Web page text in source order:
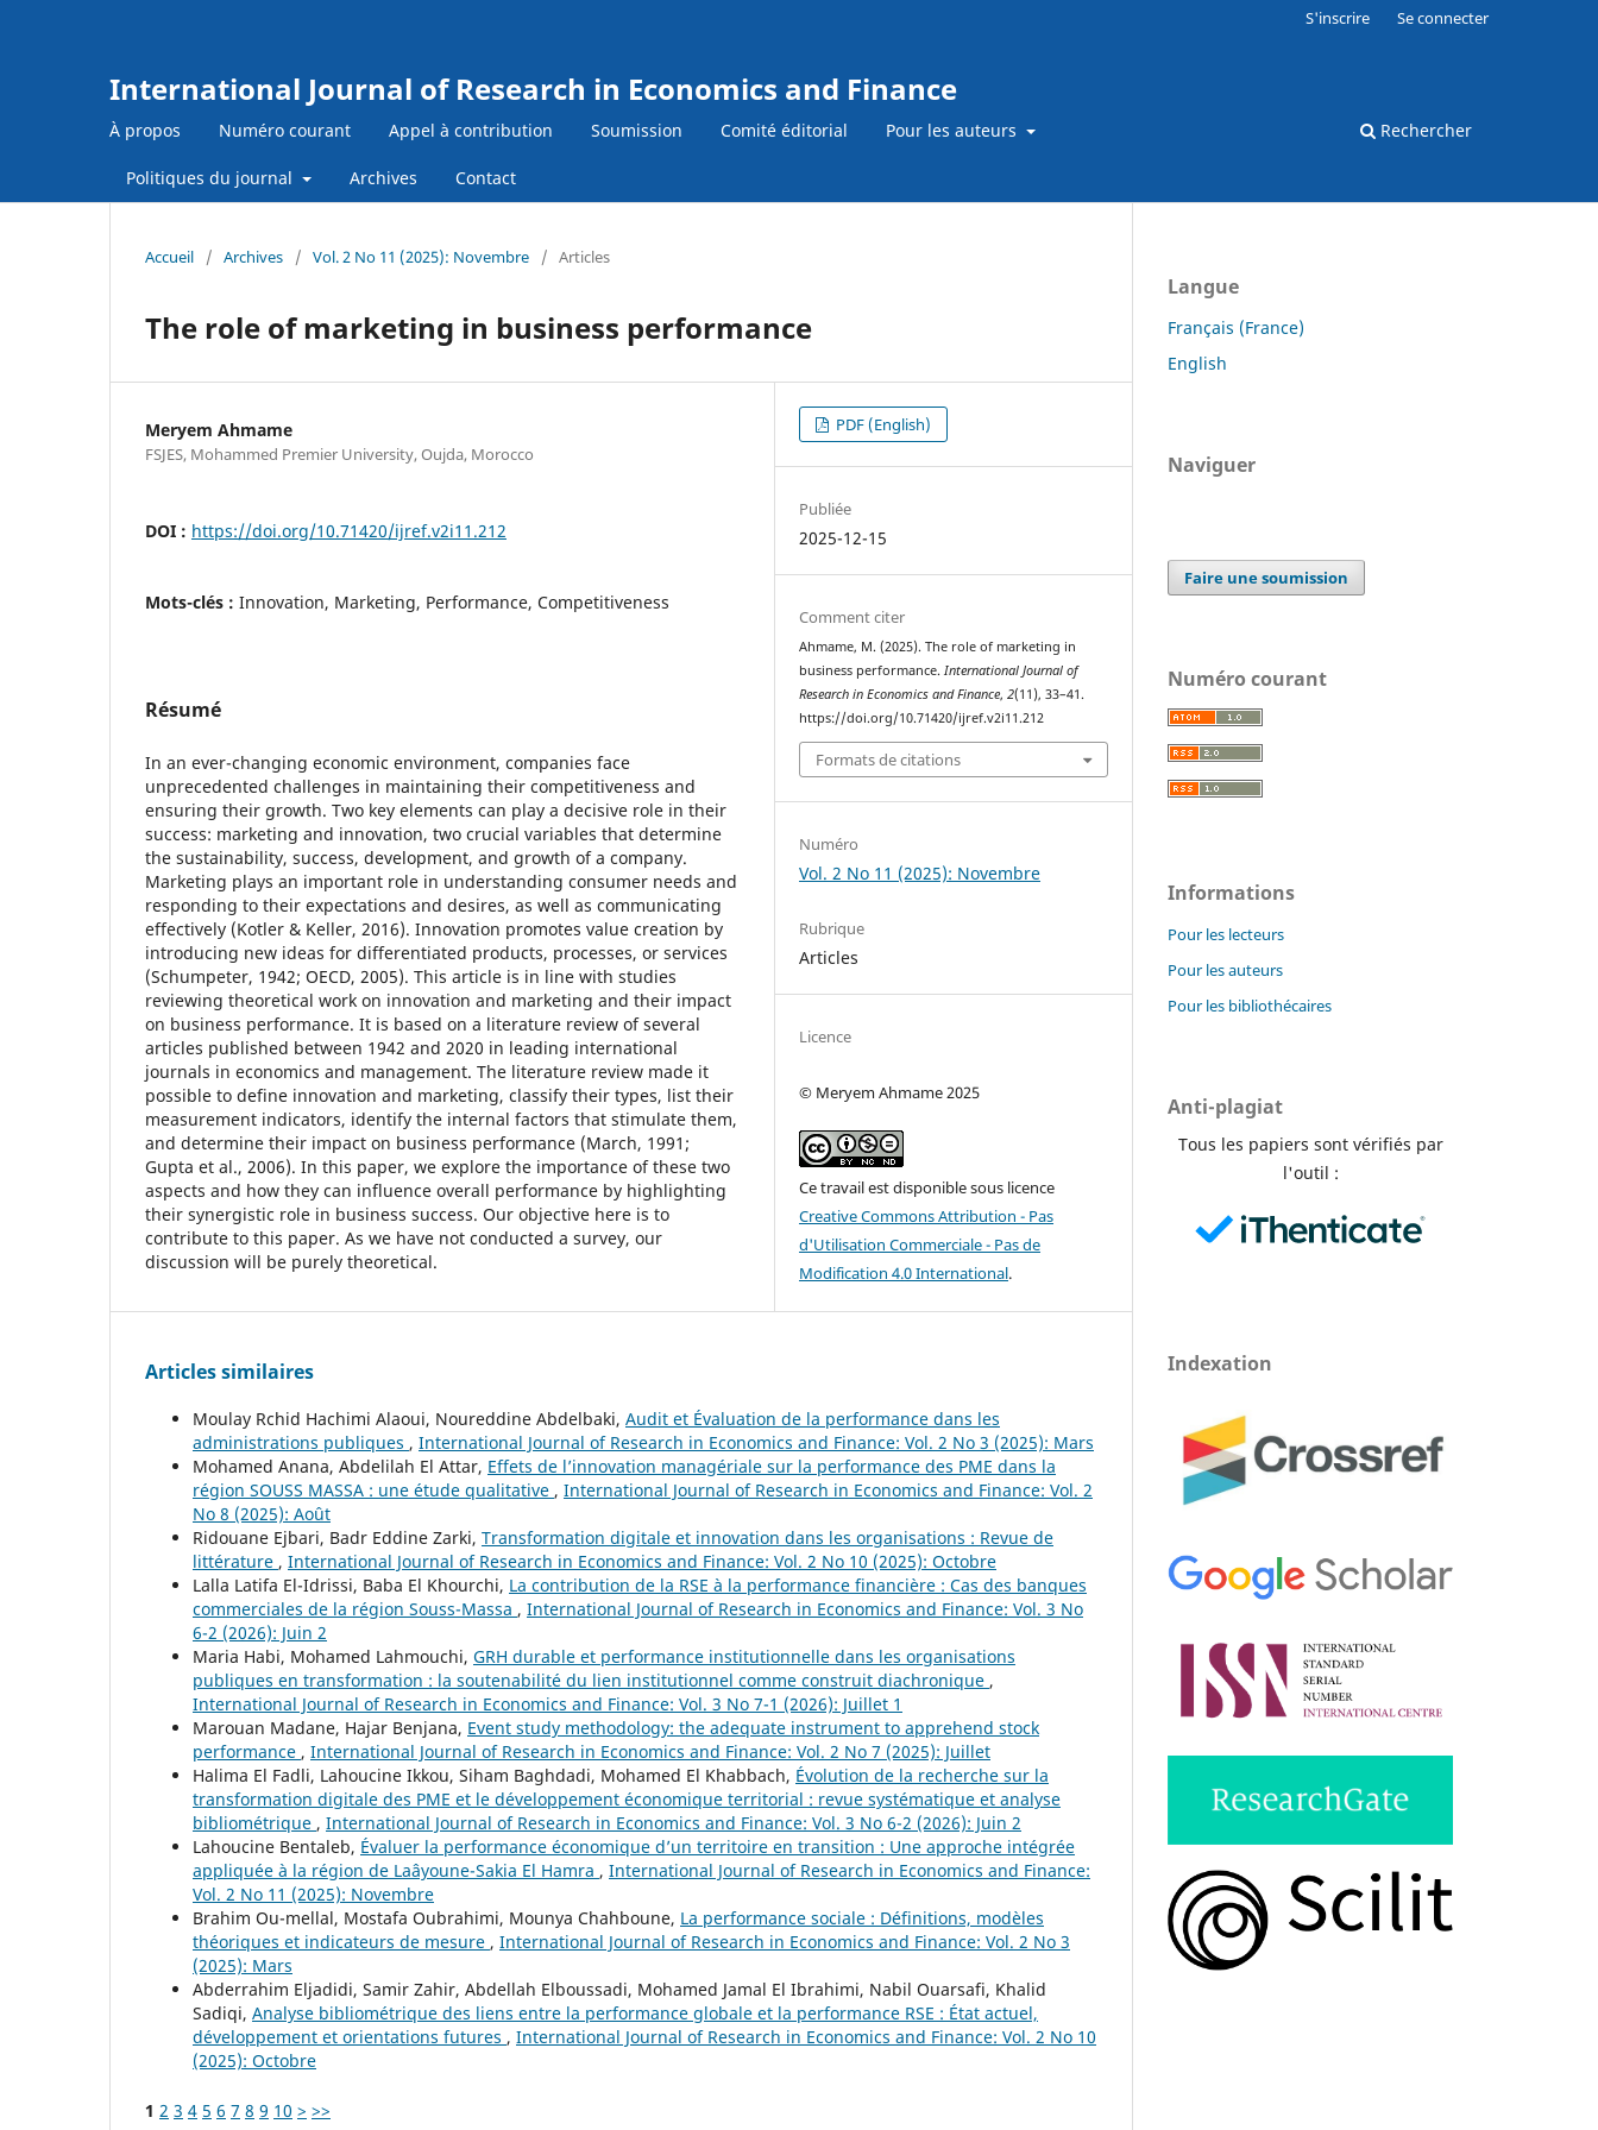
International Journal of Research in Economics and Finance
À propos Numéro courant Appel à contribution Soumission Comité éditorial Pour les auteurs
Politiques du journal Archives Contact
Rechercher
S'inscrire Se connecter
Accueil / Archives / Vol. 2 No 11 (2025): Novembre / Articles
The role of marketing in business performance
Meryem Ahmame
FSJES, Mohammed Premier University, Oujda, Morocco
DOI : https://doi.org/10.71420/ijref.v2i11.212
Mots-clés : Innovation, Marketing, Performance, Competitiveness
Résumé
In an ever-changing economic environment, companies face
unprecedented challenges in maintaining their competitiveness and
ensuring their growth. Two key elements can play a decisive role in their
success: marketing and innovation, two crucial variables that determine
the sustainability, success, development, and growth of a company.
Marketing plays an important role in understanding consumer needs and
responding to their expectations and desires, as well as communicating
effectively (Kotler & Keller, 2016). Innovation promotes value creation by
introducing new ideas for differentiated products, processes, or services
(Schumpeter, 1942; OECD, 2005). This article is in line with studies
reviewing theoretical work on innovation and marketing and their impact
on business performance. It is based on a literature review of several
articles published between 1942 and 2020 in leading international
journals in economics and management. The literature review made it
possible to define innovation and marketing, classify their types, list their
measurement indicators, identify the internal factors that stimulate them,
and determine their impact on business performance (March, 1991;
Gupta et al., 2006). In this paper, we explore the importance of these two
aspects and how they can influence overall performance by highlighting
their synergistic role in business success. Our objective here is to
contribute to this paper. As we have not conducted a survey, our
discussion will be purely theoretical.
PDF (English)
Publiée
2025-12-15
Comment citer
Ahmame, M. (2025). The role of marketing in
business performance.International Journal of
Research in Economics and Finance,2(11), 33–41.
https://doi.org/10.71420/ijref.v2i11.212
Formats de citations
Numéro
Vol. 2 No 11 (2025): Novembre
Rubrique
Articles
Licence
© Meryem Ahmame 2025
Ce travail est disponible sous licence
Creative Commons Attribution - Pas
d'Utilisation Commerciale - Pas de
Modification 4.0 International.
Articles similaires
Moulay Rchid Hachimi Alaoui, Noureddine Abdelbaki, Audit et Évaluation de la performance dans les
administrations publiques , International Journal of Research in Economics and Finance: Vol. 2 No 3 (2025): Mars
Mohamed Anana, Abdelilah El Attar, Effets de l’innovation managériale sur la performance des PME dans la
région SOUSS MASSA : une étude qualitative , International Journal of Research in Economics and Finance: Vol. 2
No 8 (2025): Août
Ridouane Ejbari, Badr Eddine Zarki, Transformation digitale et innovation dans les organisations : Revue de
littérature , International Journal of Research in Economics and Finance: Vol. 2 No 10 (2025): Octobre
Lalla Latifa El-Idrissi, Baba El Khourchi, La contribution de la RSE à la performance financière : Cas des banques
commerciales de la région Souss-Massa , International Journal of Research in Economics and Finance: Vol. 3 No
6-2 (2026): Juin 2
Maria Habi, Mohamed Lahmouchi, GRH durable et performance institutionnelle dans les organisations
publiques en transformation : la soutenabilité du lien institutionnel comme construit diachronique ,
International Journal of Research in Economics and Finance: Vol. 3 No 7-1 (2026): Juillet 1
Marouan Madane, Hajar Benjana, Event study methodology: the adequate instrument to apprehend stock
performance , International Journal of Research in Economics and Finance: Vol. 2 No 7 (2025): Juillet
Halima El Fadli, Lahoucine Ikkou, Siham Baghdadi, Mohamed El Khabbach, Évolution de la recherche sur la
transformation digitale des PME et le développement économique territorial : revue systématique et analyse
bibliométrique , International Journal of Research in Economics and Finance: Vol. 3 No 6-2 (2026): Juin 2
Lahoucine Bentaleb, Évaluer la performance économique d’un territoire en transition : Une approche intégrée
appliquée à la région de Laâyoune-Sakia El Hamra , International Journal of Research in Economics and Finance:
Vol. 2 No 11 (2025): Novembre
Brahim Ou-mellal, Mostafa Oubrahimi, Mounya Chahboune, La performance sociale : Définitions, modèles
théoriques et indicateurs de mesure , International Journal of Research in Economics and Finance: Vol. 2 No 3
(2025): Mars
Abderrahim Eljadidi, Samir Zahir, Abdellah Elboussadi, Mohamed Jamal El Ibrahimi, Nabil Ouarsafi, Khalid
Sadiqi, Analyse bibliométrique des liens entre la performance globale et la performance RSE : État actuel,
développement et orientations futures , International Journal of Research in Economics and Finance: Vol. 2 No 10
(2025): Octobre
1 2 3 4 5 6 7 8 9 10 > >>
Langue
Français (France)
English
Naviguer
Faire une soumission
Numéro courant
Informations
Pour les lecteurs
Pour les auteurs
Pour les bibliothécaires
Anti-plagiat
Tous les papiers sont vérifiés par
l'outil :
Indexation